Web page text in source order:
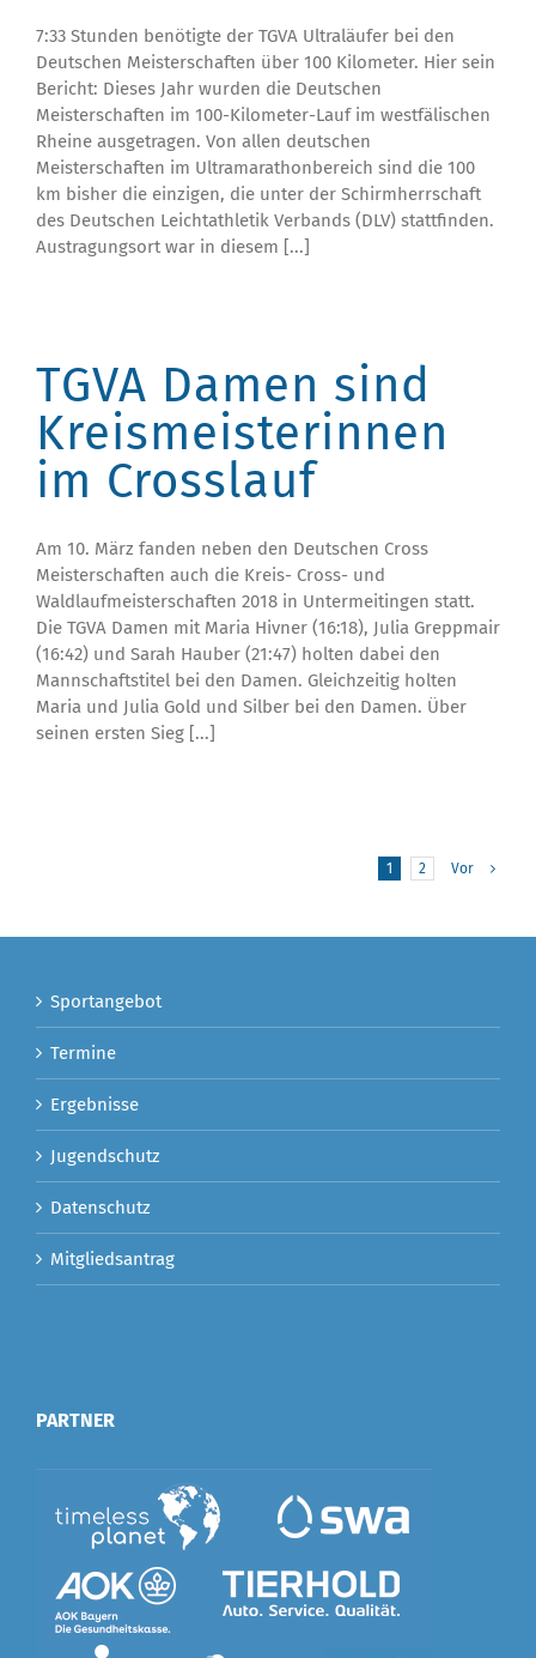
7:33 Stunden benötigte der TGVA Ultraläufer bei den
Deutschen Meisterschaften über 100 Kilometer. Hier sein
Bericht: Dieses Jahr wurden die Deutschen
Meisterschaften im 100-Kilometer-Lauf im westfälischen
Rheine ausgetragen. Von allen deutschen
Meisterschaften im Ultramarathonbereich sind die 100
km bisher die einzigen, die unter der Schirmherrschaft
des Deutschen Leichtathletik Verbands (DLV) stattfinden.
Austragungsort war in diesem [...]
TGVA Damen sind
Kreismeisterinnen
im Crosslauf
Am 10. März fanden neben den Deutschen Cross
Meisterschaften auch die Kreis- Cross- und
Waldlaufmeisterschaften 2018 in Untermeitingen statt.
Die TGVA Damen mit Maria Hivner (16:18), Julia Greppmair
(16:42) und Sarah Hauber (21:47) holten dabei den
Mannschaftstitel bei den Damen. Gleichzeitig holten
Maria und Julia Gold und Silber bei den Damen. Über
seinen ersten Sieg [...]
1 2 Vor
Sportangebot
Termine
Ergebnisse
Jugendschutz
Datenschutz
Mitgliedsantrag
PARTNER